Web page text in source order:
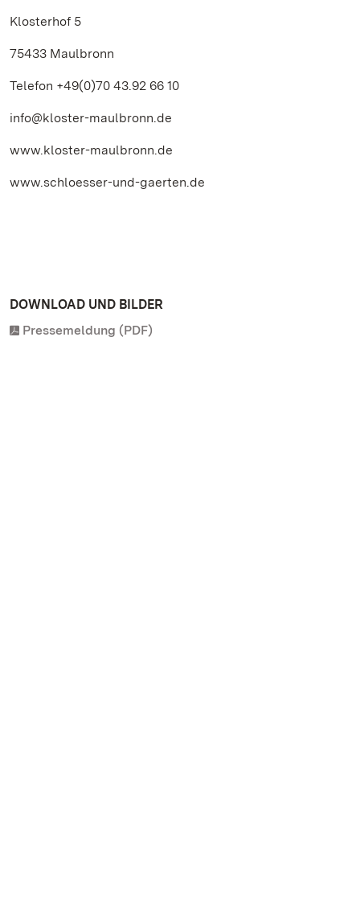
Klosterhof 5
75433 Maulbronn
Telefon +49(0)70 43.92 66 10
info@kloster-maulbronn.de
www.kloster-maulbronn.de
www.schloesser-und-gaerten.de
DOWNLOAD UND BILDER
Pressemeldung (PDF)